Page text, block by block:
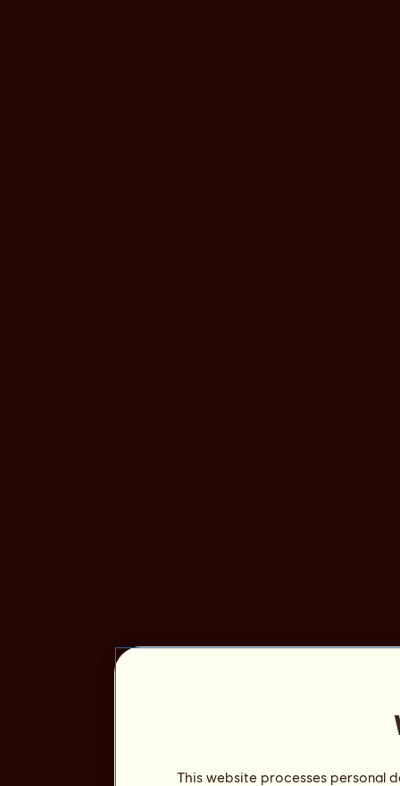
This website processes personal